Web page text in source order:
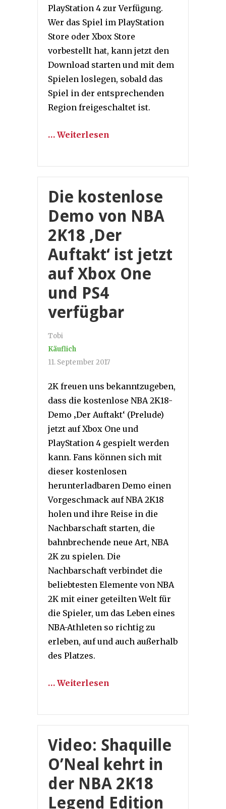
PlayStation 4 zur Verfügung.
Wer das Spiel im PlayStation
Store oder Xbox Store
vorbestellt hat, kann jetzt den
Download starten und mit dem
Spielen loslegen, sobald das
Spiel in der entsprechenden
Region freigeschaltet ist.
… Weiterlesen
Die kostenlose
Demo von NBA
2K18 ‚Der
Auftakt‘ ist jetzt
auf Xbox One
und PS4
verfügbar
Tobi
Käuflich
11. September 2017
2K freuen uns bekanntzugeben,
dass die kostenlose NBA 2K18-
Demo ‚Der Auftakt‘ (Prelude)
jetzt auf Xbox One und
PlayStation 4 gespielt werden
kann. Fans können sich mit
dieser kostenlosen
herunterladbaren Demo einen
Vorgeschmack auf NBA 2K18
holen und ihre Reise in die
Nachbarschaft starten, die
bahnbrechende neue Art, NBA
2K zu spielen. Die
Nachbarschaft verbindet die
beliebtesten Elemente von NBA
2K mit einer geteilten Welt für
die Spieler, um das Leben eines
NBA-Athleten so richtig zu
erleben, auf und auch außerhalb
des Platzes.
… Weiterlesen
Video: Shaquille
O’Neal kehrt in
der NBA 2K18
Legend Edition